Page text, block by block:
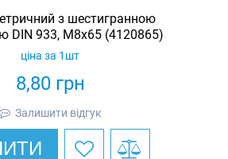
з шестигранною
DIN 933, М8х65 (4120865)
8,80грн
ціна за 1шт
Залишити відгук